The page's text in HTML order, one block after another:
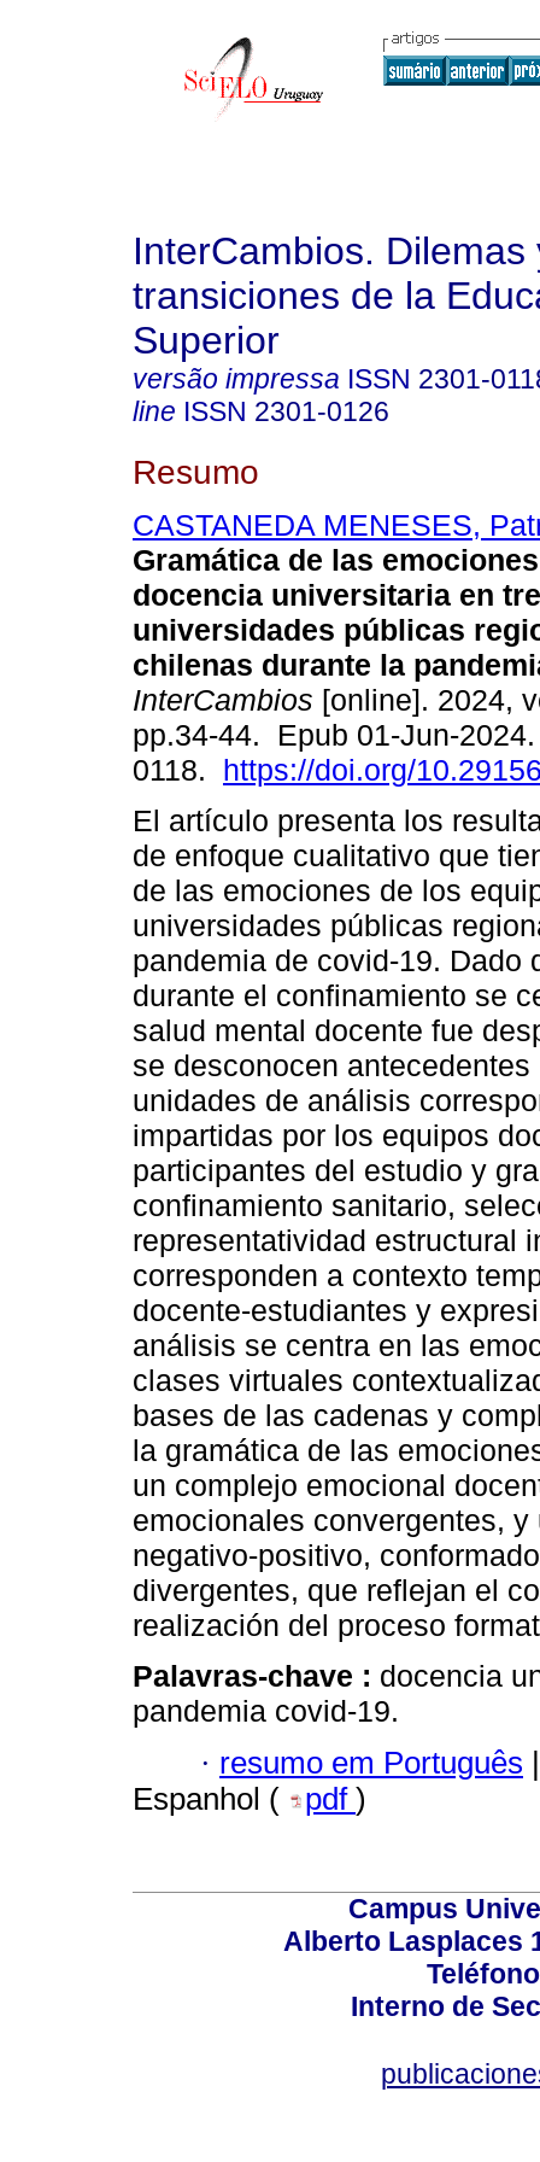
InterCambios. Dilemas
transiciones de la
Superior
versão impressa ISSN 2301-
line ISSN 2301-0126
Resumo
CASTANEDA MENESES,
Gramática de las
docencia universitaria en
universidades públicas
chilenas durante la
InterCambios [online]. 2024,
pp.34-44. Epub 01-Jun-
0118. https://doi.org/
El artículo presenta los
de enfoque cualitativo que
de las emociones de los
universidades públicas
pandemia de covid-19. Dado
durante el confinamiento se
salud mental docente fue
se desconocen
unidades de análisis
impartidas por los equipos
participantes del estudio y
confinamiento sanitario,
representatividad estructural
corresponden a contexto
docente-estudiantes y
análisis se centra en las
clases virtuales
bases de las cadenas y
la gramática de las
un complejo emocional
emocionales convergentes,
negativo-positivo,
divergentes, que reflejan el
realización del proceso
Palavras-chave : docencia
pandemia covid-19.
· resumo em Português |
Espanhol (
pdf )
Campus
Alberto Lasplaces
Interno de